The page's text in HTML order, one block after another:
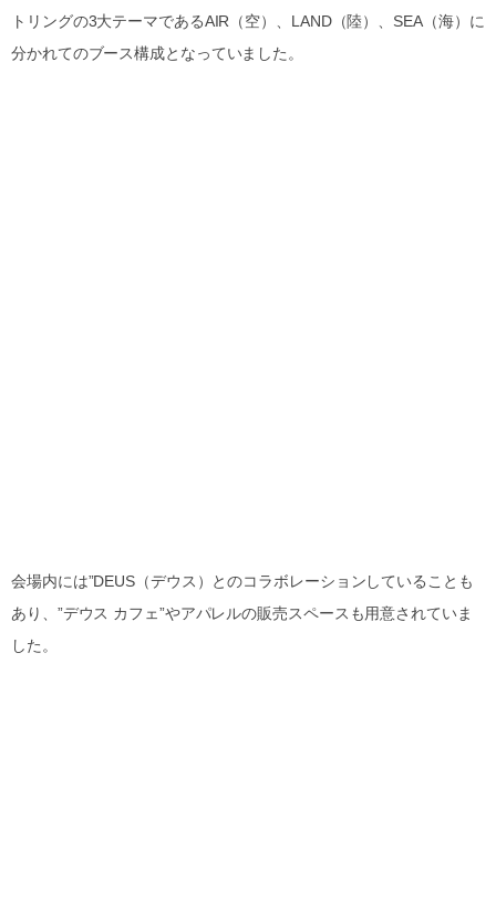
トリングの3大テーマであるAIR（空）、LAND（陸）、SEA（海）に
分かれてのブース構成となっていました。
会場内には”DEUS（デウス）とのコラボレーションしていることも
あり、”デウス カフェ”やアパレルの販売スペースも用意されていま
した。